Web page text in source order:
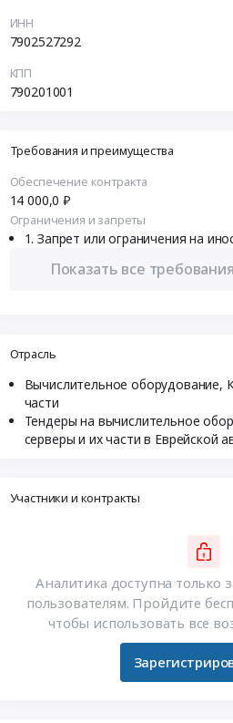
ИНН
7902527292
КПП
790201001
Требования и преимущества
Обеспечение контракта
14 000,0 ₽
Ограничения и запреты
Запрет или ограничения на
Показать все
Отрасль
Вычислительное оборудование,
части
Тендеры на вычислительное
серверы и их части в Еврейской
Участники и контракты
Аналитика доступна только
пользователям. Пройдите
чтобы использовать все